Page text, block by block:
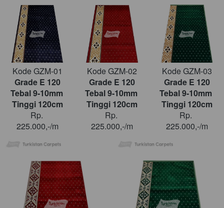
Kode GZM-01
Grade E 120
Tebal 9-10mm
Tinggi 120cm
Rp.
225.000,-/m
Kode GZM-02
Grade E 120
Tebal 9-10mm
Tinggi 120cm
Rp.
225.000,-/m
Kode GZM-03
Grade E 120
Tebal 9-10mm
Tinggi 120cm
Rp.
225.000,-/m